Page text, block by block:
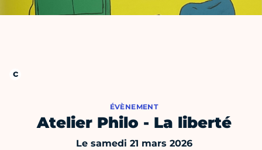
ÉVÈNEMENT
Atelier Philo - La liberté
Le samedi 21 mars 2026